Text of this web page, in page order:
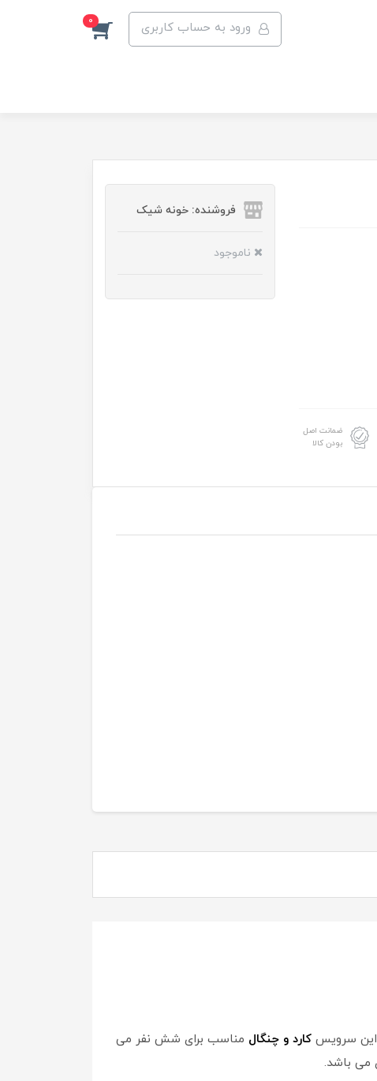
ورود به حساب کاربری 0
ضمانت اصل
بودن کالا
فروشنده: خونه شیک
ناموجود
کارد و چنگال مناسب برای شش نفر می
می باشد.